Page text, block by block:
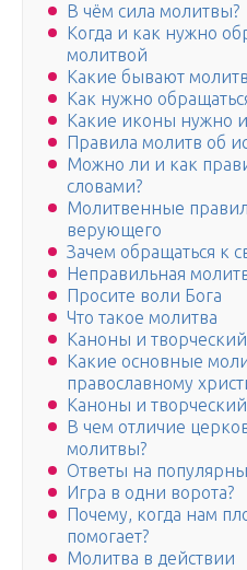
В чём сила молитвы?
Когда и как нужно
молитвой
Какие бывают
Как нужно
Какие иконы нужно
Правила молитв об
Можно ли и как
словами?
Молитвенные
верующего
Зачем обращаться к
Неправильная
Просите воли Бога
Что такое молитва
Каноны и
Какие основные
православному
Каноны и
В чем отличие
молитвы?
Ответы на
Игра в одни ворота?
Почему, когда нам
помогает?
Молитва в действии